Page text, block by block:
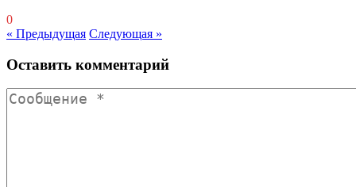
0
« Предыдущая Следующая »
Оставить комментарий